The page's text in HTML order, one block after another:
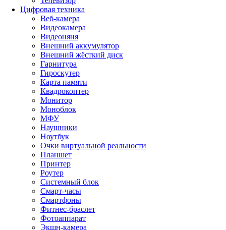
Цифровая техника
Веб-камера
Видеокамера
Видеоняня
Внешний аккумулятор
Внешний жёсткий диск
Гарнитура
Гироскутер
Карта памяти
Квадрокоптер
Монитор
Моноблок
МФУ
Наушники
Ноутбук
Очки виртуальной реальности
Планшет
Принтер
Роутер
Системный блок
Смарт-часы
Смартфоны
Фитнес-браслет
Фотоаппарат
Экшн-камера